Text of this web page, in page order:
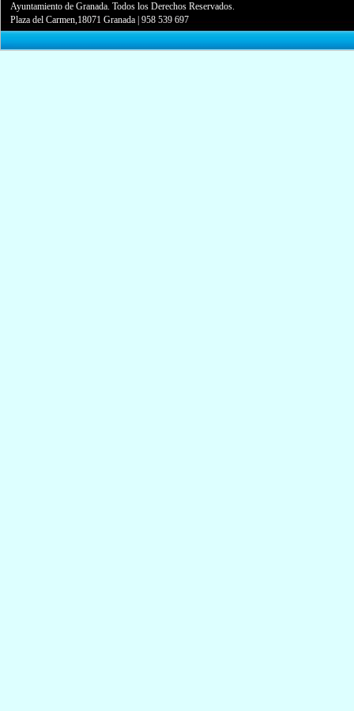
Ayuntamiento de Granada. Todos los Derechos Reservados.
Plaza del Carmen,18071 Granada |958 539 697